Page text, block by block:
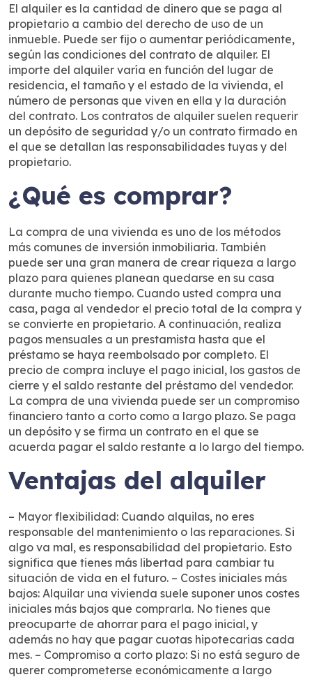
El alquiler es la cantidad de dinero que se paga al
propietario a cambio del derecho de uso de un
inmueble. Puede ser fijo o aumentar periódicamente,
según las condiciones del contrato de alquiler. El
importe del alquiler varía en función del lugar de
residencia, el tamaño y el estado de la vivienda, el
número de personas que viven en ella y la duración
del contrato. Los contratos de alquiler suelen requerir
un depósito de seguridad y/o un contrato firmado en
el que se detallan las responsabilidades tuyas y del
propietario.
¿Qué es comprar?
La compra de una vivienda es uno de los métodos
más comunes de inversión inmobiliaria. También
puede ser una gran manera de crear riqueza a largo
plazo para quienes planean quedarse en su casa
durante mucho tiempo. Cuando usted compra una
casa, paga al vendedor el precio total de la compra y
se convierte en propietario. A continuación, realiza
pagos mensuales a un prestamista hasta que el
préstamo se haya reembolsado por completo. El
precio de compra incluye el pago inicial, los gastos de
cierre y el saldo restante del préstamo del vendedor.
La compra de una vivienda puede ser un compromiso
financiero tanto a corto como a largo plazo. Se paga
un depósito y se firma un contrato en el que se
acuerda pagar el saldo restante a lo largo del tiempo.
Ventajas del alquiler
– Mayor flexibilidad: Cuando alquilas, no eres
responsable del mantenimiento o las reparaciones. Si
algo va mal, es responsabilidad del propietario. Esto
significa que tienes más libertad para cambiar tu
situación de vida en el futuro. – Costes iniciales más
bajos: Alquilar una vivienda suele suponer unos costes
iniciales más bajos que comprarla. No tienes que
preocuparte de ahorrar para el pago inicial, y
además no hay que pagar cuotas hipotecarias cada
mes. – Compromiso a corto plazo: Si no está seguro de
querer comprometerse económicamente a largo